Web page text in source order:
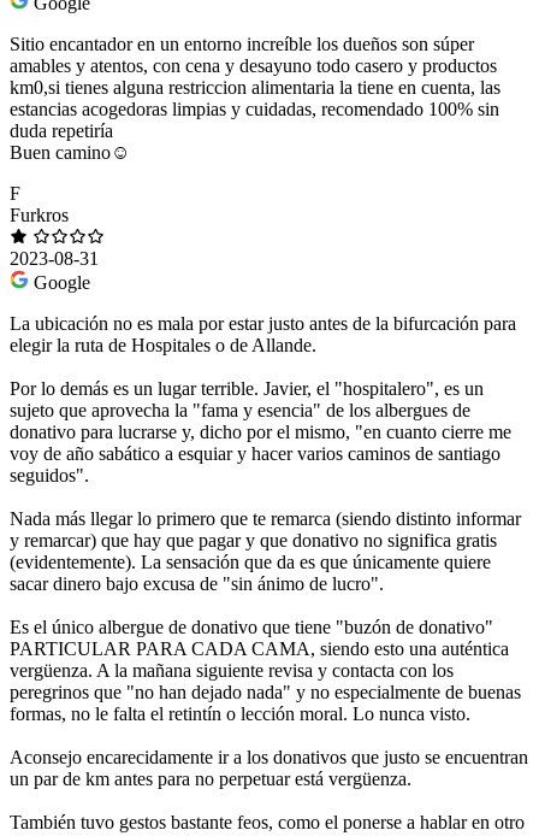
Sitio encantador en un entorno increíble los dueños son súper
amables y atentos, con cena y desayuno todo casero y productos
km0,si tienes alguna restriccion alimentaria la tiene en cuenta, las
estancias acogedoras limpias y cuidadas, recomendado 100% sin
duda repetiría
Buen camino☺️
F
Furkros
2023-08-31
Google
La ubicación no es mala por estar justo antes de la bifurcación para
elegir la ruta de Hospitales o de Allande.
Por lo demás es un lugar terrible. Javier, el "hospitalero", es un
sujeto que aprovecha la "fama y esencia" de los albergues de
donativo para lucrarse y, dicho por el mismo, "en cuanto cierre me
voy de año sabático a esquiar y hacer varios caminos de santiago
seguidos".
Nada más llegar lo primero que te remarca (siendo distinto informar
y remarcar) que hay que pagar y que donativo no significa gratis
(evidentemente). La sensación que da es que únicamente quiere
sacar dinero bajo excusa de "sin ánimo de lucro".
Es el único albergue de donativo que tiene "buzón de donativo"
PARTICULAR PARA CADA CAMA, siendo esto una auténtica
vergüenza. A la mañana siguiente revisa y contacta con los
peregrinos que "no han dejado nada" y no especialmente de buenas
formas, no le falta el retintín o lección moral. Lo nunca visto.
Aconsejo encarecidamente ir a los donativos que justo se encuentran
un par de km antes para no perpetuar está vergüenza.
También tuvo gestos bastante feos, como el ponerse a hablar en otro